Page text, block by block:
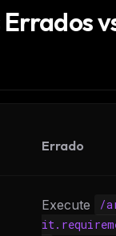
Errado
Execute
/